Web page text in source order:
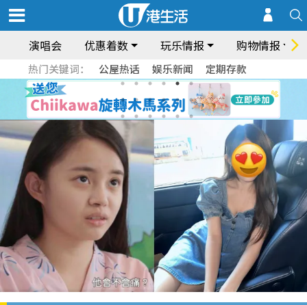
演唱会 优惠着数 玩乐情报 购物情报
热门关键词： 公屋热话 娱乐新闻 定期存款